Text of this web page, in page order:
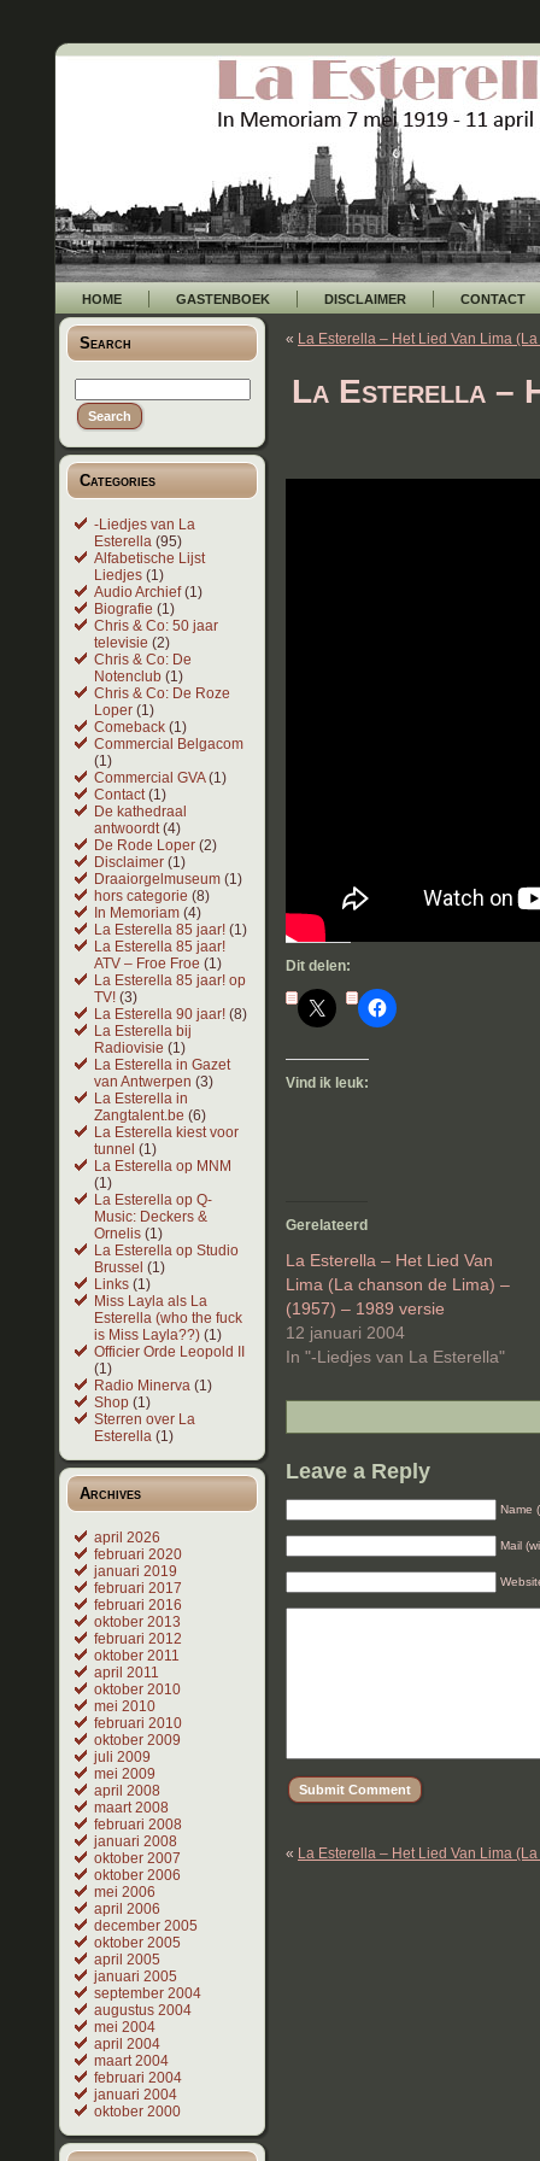
HOME GASTENBOEK DISCLAIMER CONTACT
Search
Categories
-Liedjes van La
Esterella (95)
Alfabetische Lijst
Liedjes (1)
Audio Archief(1)
Biografie (1)
Chris & Co: 50 jaar
televisie (2)
Chris & Co: De
Notenclub (1)
Chris & Co: De Roze
Loper (1)
Comeback (1)
Commercial Belgacom
(1)
Commercial GVA(1)
Contact(1)
De kathedraal
antwoordt(4)
De Rode Loper (2)
Disclaimer (1)
Draaiorgelmuseum (1)
hors categorie (8)
In Memoriam (4)
La Esterella 85 jaar! (1)
La Esterella 85 jaar!
ATV – Froe Froe (1)
La Esterella 85 jaar! op
TV! (3)
La Esterella 90 jaar! (8)
La Esterella bij
Radiovisie (1)
La Esterella in Gazet
van Antwerpen (3)
La Esterella in
Zangtalent.be (6)
La Esterella kiest voor
tunnel (1)
La Esterella op MNM
(1)
La Esterella op Q-
Music: Deckers &
Ornelis (1)
La Esterella op Studio
Brussel (1)
Links (1)
Miss Layla als La
Esterella (who the fuck
is Miss Layla??) (1)
Officier Orde Leopold II
(1)
Radio Minerva (1)
Shop (1)
Sterren over La
Esterella (1)
Archives
april 2026
februari 2020
januari 2019
februari 2017
februari 2016
oktober 2013
februari 2012
oktober 2011
april 2011
oktober 2010
mei 2010
februari 2010
oktober 2009
juli 2009
mei 2009
april 2008
maart 2008
februari 2008
januari 2008
oktober 2007
oktober 2006
mei 2006
april 2006
december 2005
oktober 2005
april 2005
januari 2005
september 2004
augustus 2004
mei 2004
april 2004
maart 2004
februari 2004
januari 2004
oktober 2000
« La Esterella – Het Lied Van Lima
La Esterella –
Dit delen:
Vind ik leuk:
Gerelateerd
La Esterella – Het Lied Van
Lima (La chanson de Lima) –
(1957) – 1989 versie
12 januari 2004
In "-Liedjes van La Esterella"
Leave a Reply
Name
Mail
« La Esterella – Het Lied Van Lima